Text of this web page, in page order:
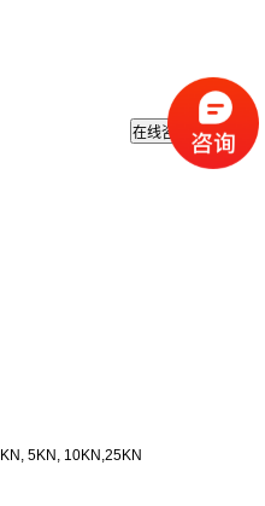
KN, 5KN, 10KN,25KN